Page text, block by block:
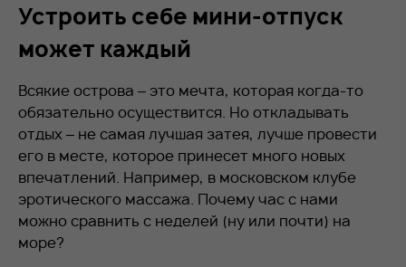
Устроить себе мини-отпуск
может каждый
Всякие острова – это мечта, которая когда-то
обязательно осуществится. Но откладывать
отдых – не самая лучшая затея, лучше провести
его в месте, которое принесет много новых
впечатлений. Например, в московском клубе
эротического массажа. Почему час с нами
можно сравнить с неделей (ну или почти) на
море?